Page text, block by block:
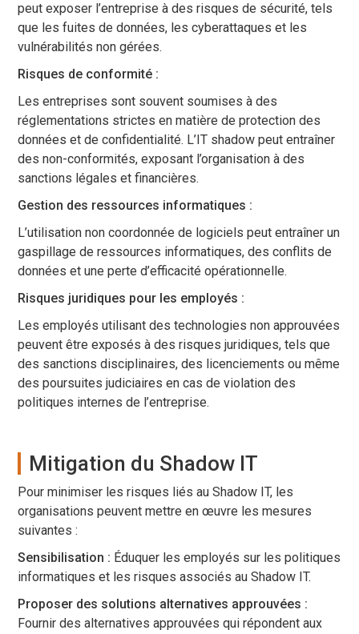
peut exposer l’entreprise à des risques de sécurité, tels
que les fuites de données, les cyberattaques et les
vulnérabilités non gérées.
Risques de conformité :
Les entreprises sont souvent soumises à des
réglementations strictes en matière de protection des
données et de confidentialité. L’IT shadow peut entraîner
des non-conformités, exposant l’organisation à des
sanctions légales et financières.
Gestion des ressources informatiques :
L’utilisation non coordonnée de logiciels peut entraîner un
gaspillage de ressources informatiques, des conflits de
données et une perte d’efficacité opérationnelle.
Risques juridiques pour les employés :
Les employés utilisant des technologies non approuvées
peuvent être exposés à des risques juridiques, tels que
des sanctions disciplinaires, des licenciements ou même
des poursuites judiciaires en cas de violation des
politiques internes de l’entreprise.
Mitigation du Shadow IT
Pour minimiser les risques liés au Shadow IT, les
organisations peuvent mettre en œuvre les mesures
suivantes :
Sensibilisation : Éduquer les employés sur les politiques
informatiques et les risques associés au Shadow IT.
Proposer des solutions alternatives approuvées :
Fournir des alternatives approuvées qui répondent aux